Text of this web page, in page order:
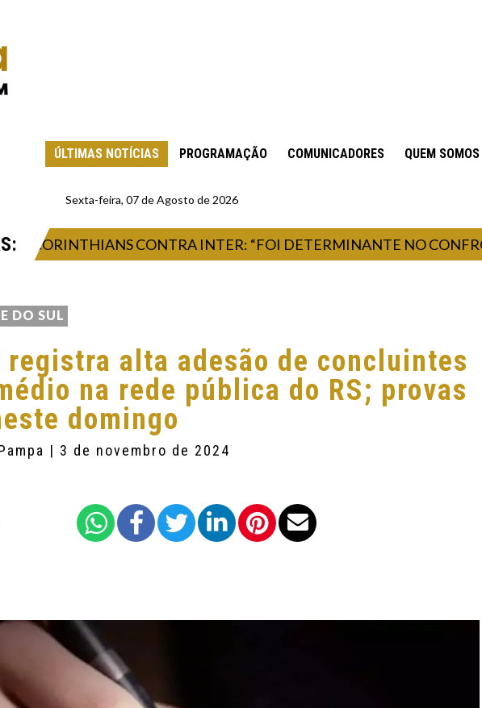
ÚLTIMAS NOTÍCIAS PROGRAMAÇÃO COMUNICADORES QUEM SOMOS
Sexta-feira, 07 de Agosto de 2026
CONTRA INTER: “FOI DETERMINANTE NO CONFRONTO”
DO SUL
registra alta adesão de concluintes
na rede pública do RS; provas
domingo
| 3 de novembro de 2024